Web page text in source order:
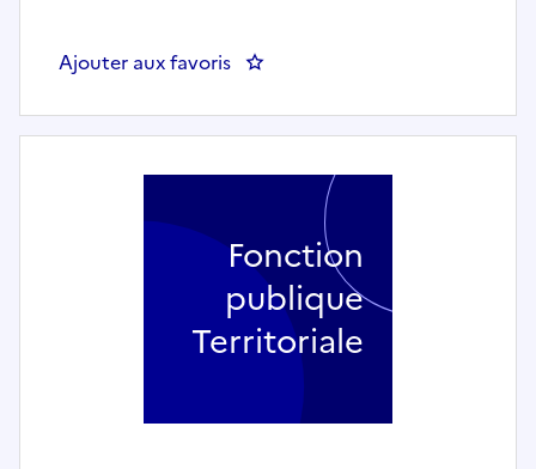
Ajouter aux favoris : Agent petite enfance (h/f) -
Fonction
publique
Territoriale